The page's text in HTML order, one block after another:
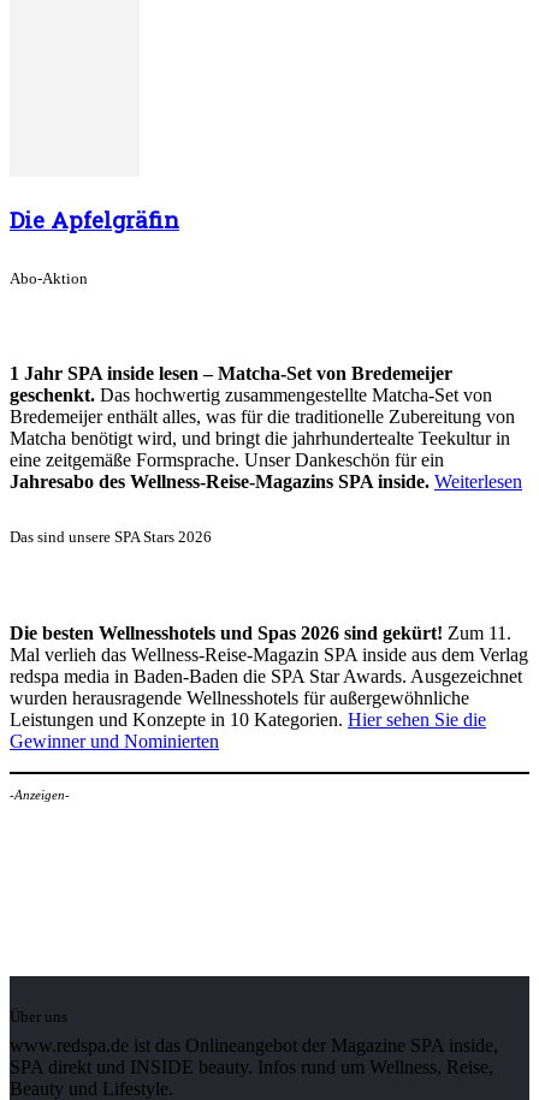
Die Apfelgräfin
Abo-Aktion
1 Jahr SPA inside lesen – Matcha-Set von Bredemeijer
geschenkt. Das hochwertig zusammengestellte Matcha-Set von
Bredemeijer enthält alles, was für die traditionelle Zubereitung von
Matcha benötigt wird, und bringt die jahrhundertealte Teekultur in
eine zeitgemäße Formsprache. Unser Dankeschön für ein
Jahresabo des Wellness-Reise-Magazins SPA inside. Weiterlesen
Das sind unsere SPA Stars 2026
Die besten Wellnesshotels und Spas 2026 sind gekürt! Zum 11.
Mal verlieh das Wellness-Reise-Magazin SPA inside aus dem Verlag
redspa media in Baden-Baden die SPA Star Awards. Ausgezeichnet
wurden herausragende Wellnesshotels für außergewöhnliche
Leistungen und Konzepte in 10 Kategorien. Hier sehen Sie die
Gewinner und Nominierten
-Anzeigen-
Über uns
www.redspa.de ist das Onlineangebot der Magazine SPA inside,
SPA direkt und INSIDE beauty. Infos rund um Wellness, Reise,
Beauty und Lifestyle.